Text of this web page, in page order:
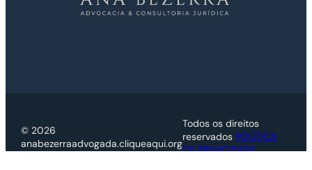
© 2026
anabezerraadvogada.cliqueaqui.org
Todos os direitos
reservados POLÍTICA
DE PRIVACIDADE